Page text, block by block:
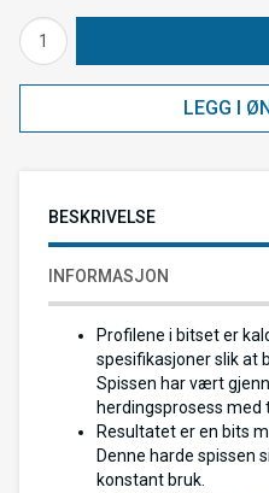
LEGG I
BESKRIVELSE
INFORMASJON
Profilene i bitset er
spesifikasjoner slik at
Spissen har vært
herdingsprosess med
Resultatet er en bits
Denne harde spissen
konstant bruk.